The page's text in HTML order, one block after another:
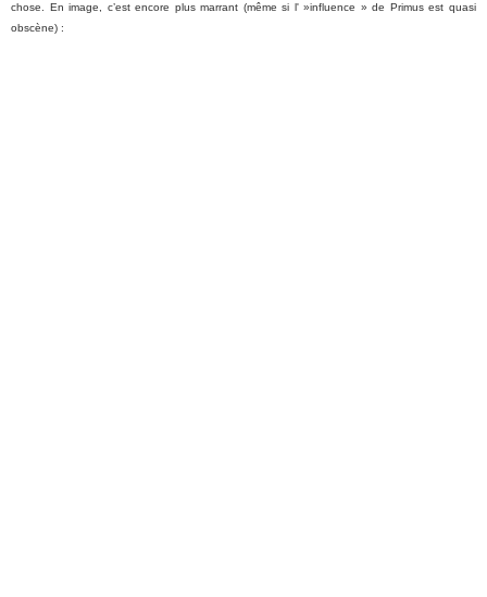
chose. En image, c’est encore plus marrant (même si l' »influence » de Primus est quasi
obscène) :